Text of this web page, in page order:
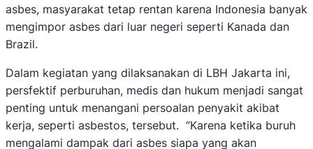
asbes, masyarakat tetap rentan karena Indonesia banyak
mengimpor asbes dari luar negeri seperti Kanada dan
Brazil.
Dalam kegiatan yang dilaksanakan di LBH Jakarta ini,
persfektif perburuhan, medis dan hukum menjadi sangat
penting untuk menangani persoalan penyakit akibat
kerja, seperti asbestos, tersebut. “Karena ketika buruh
mengalami dampak dari asbes siapa yang akan